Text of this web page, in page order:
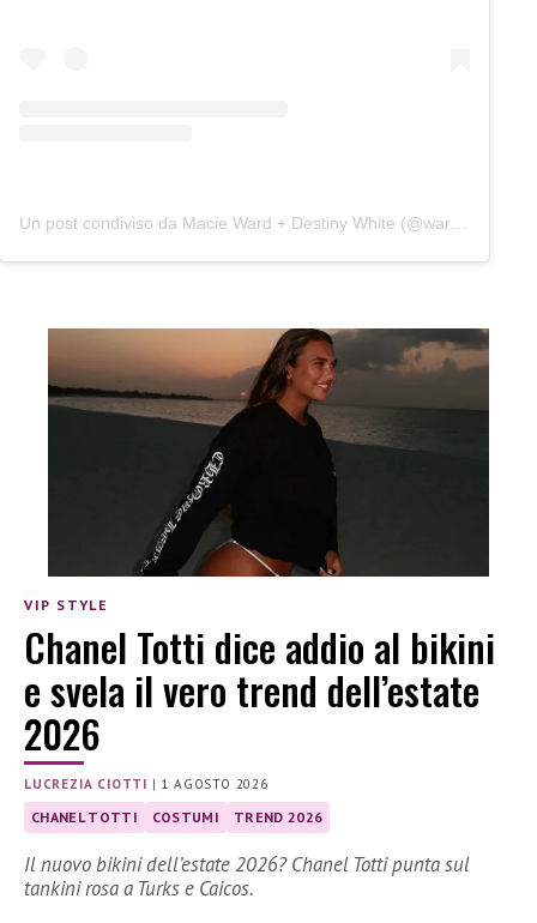
VIP STYLE
Chanel Totti dice addio al bikini
e svela il vero trend dell’estate
2026
LUCREZIA CIOTTI | 1 AGOSTO 2026
CHANEL TOTTI COSTUMI TREND 2026
Il nuovo bikini dell’estate 2026? Chanel Totti punta sul
tankini rosa a Turks e Caicos.